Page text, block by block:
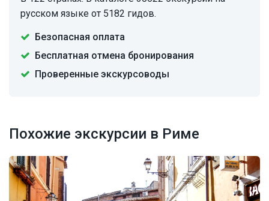
русском языке от 5182 гидов.
Безопасная оплата
Бесплатная отмена бронирования
Проверенные экскурсоводы
Похожие экскурсии в Риме